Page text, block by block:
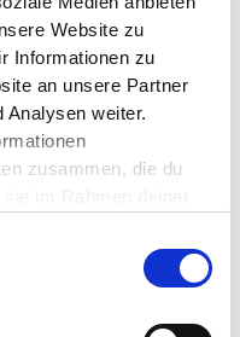
Website zu
Informationen zu
an unsere Partner
Analysen weiter.
zusammen, die du
verschiedene
Kultur
Board